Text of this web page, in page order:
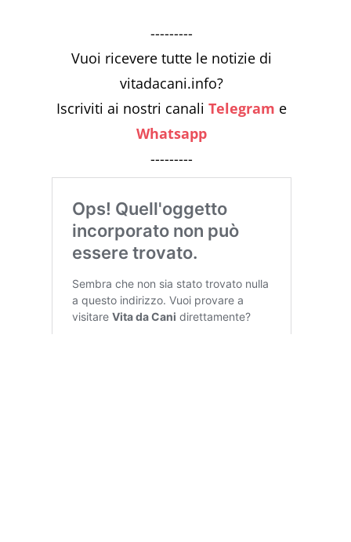
---------
Vuoi ricevere tutte le notizie di
vitadacani.info?
Iscriviti ai nostri canaliTelegram e
Whatsapp
---------